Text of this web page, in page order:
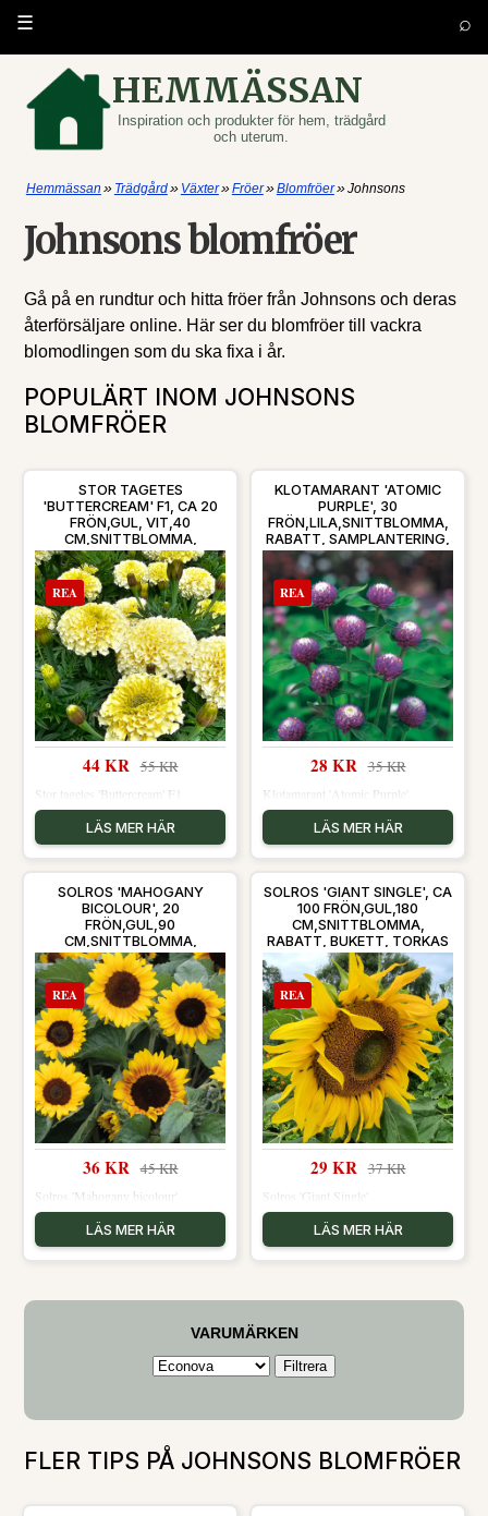
HEMMÄSSAN
Inspiration och produkter för hem, trädgård
och uterum.
☰ ⌕
Hemmässan » Trädgård» Växter»Fröer»Blomfröer»Johnsons
Johnsons blomfröer
Gå på en rundtur och hitta fröer från Johnsons och deras
återförsäljare online. Här ser du blomfröer till vackra
blomodlingen som du ska fixa i år.
POPULÄRT INOM JOHNSONS
BLOMFRÖER
STOR TAGETES
'BUTTERCREAM' F1, CA 20
FRÖN,GUL, VIT,40
CM,SNITTBLOMMA,
RABATT, SAMPLANTERING
REA
44 KR 55 KR
Stor tagetes 'Buttercream' F1
LÄS MER HÄR
KLOTAMARANT 'ATOMIC
PURPLE', 30
FRÖN,LILA,SNITTBLOMMA,
RABATT, SAMPLANTERING,
TORKAS
REA
28 KR 35 KR
Klotamarant 'Atomic Purple'
LÄS MER HÄR
SOLROS 'MAHOGANY
BICOLOUR', 20
FRÖN,GUL,90
CM,SNITTBLOMMA,
RABATT, BUKETT, TORKAS
REA
36 KR 45 KR
Solros 'Mahogany bicolour'
LÄS MER HÄR
SOLROS 'GIANT SINGLE', CA
100 FRÖN,GUL,180
CM,SNITTBLOMMA,
RABATT, BUKETT, TORKAS
REA
29 KR 37 KR
Solros 'Giant Single'
LÄS MER HÄR
VARUMÄRKEN
FLER TIPS PÅ JOHNSONS BLOMFRÖER